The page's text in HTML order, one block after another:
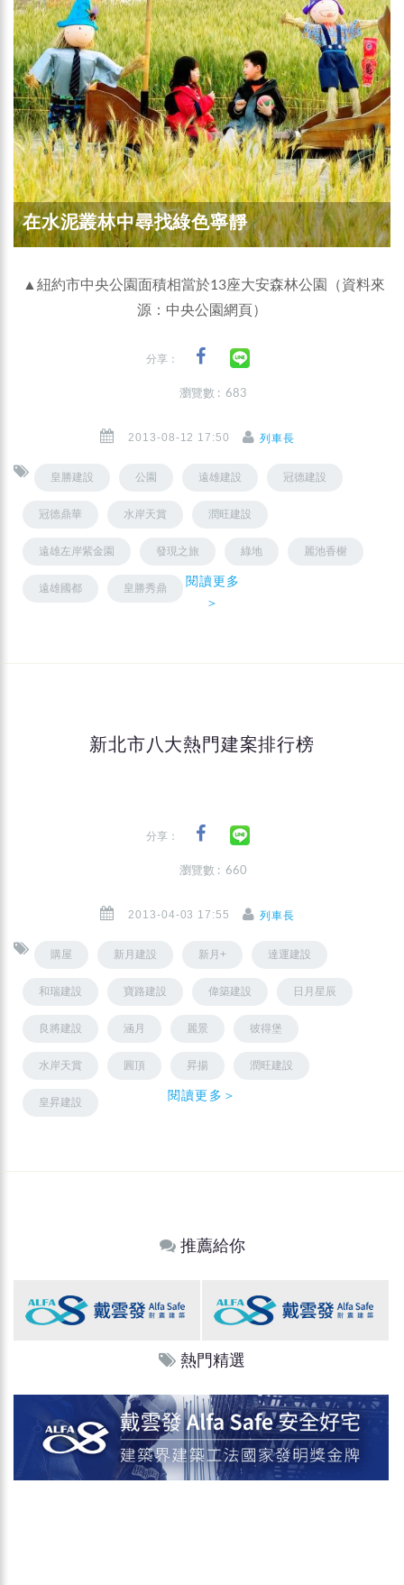
在水泥叢林中尋找綠色寧靜
▲紐約市中央公園面積相當於13座大安森林公園（資料來
源：中央公園網頁）
分享：
瀏覽數 : 683
2013-08-12 17:50 列車長
皇勝建設 公園 遠雄建設 冠德建設
冠德鼎華 水岸天賞 潤旺建設
遠雄左岸紫金園 發現之旅 綠地 麗池香榭
遠雄國都 皇勝秀鼎
閱讀更多
＞
新北市八大熱門建案排行榜
分享：
瀏覽數 : 660
2013-04-03 17:55 列車長
購屋 新月建設 新月+ 達運建設
和瑞建設 寶路建設 偉築建設 日月星辰
良將建設 涵月 麗景 彼得堡
水岸天賞 圓頂 昇揚 潤旺建設
皇昇建設 閱讀更多＞
推薦給你
熱門精選